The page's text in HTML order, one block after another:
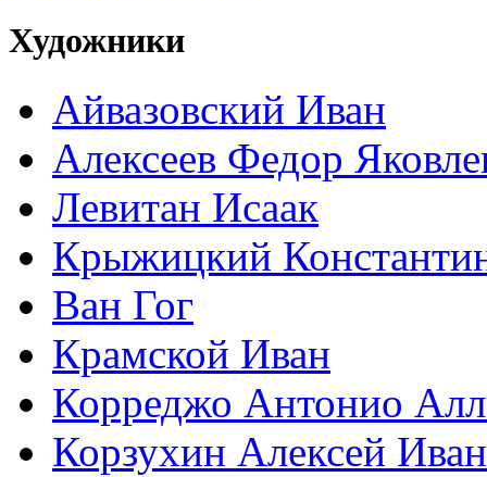
Художники
Айвазовский Иван
Алексеев Федор
Левитан Исаак
Крыжицкий
Ван Гог
Крамской Иван
Корреджо Антонио
Корзухин Алексей